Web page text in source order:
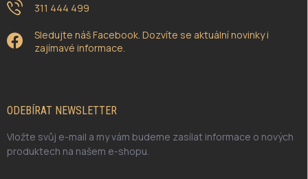
311 444 499
Sledujte náš Facebook. Dozvíte se aktuální novinky i
zajímavé informace.
ODEBÍRAT NEWSLETTER
Vložte svůj e-mail a my vám budeme zasílat informace o nových
produktech na našem e-shopu.